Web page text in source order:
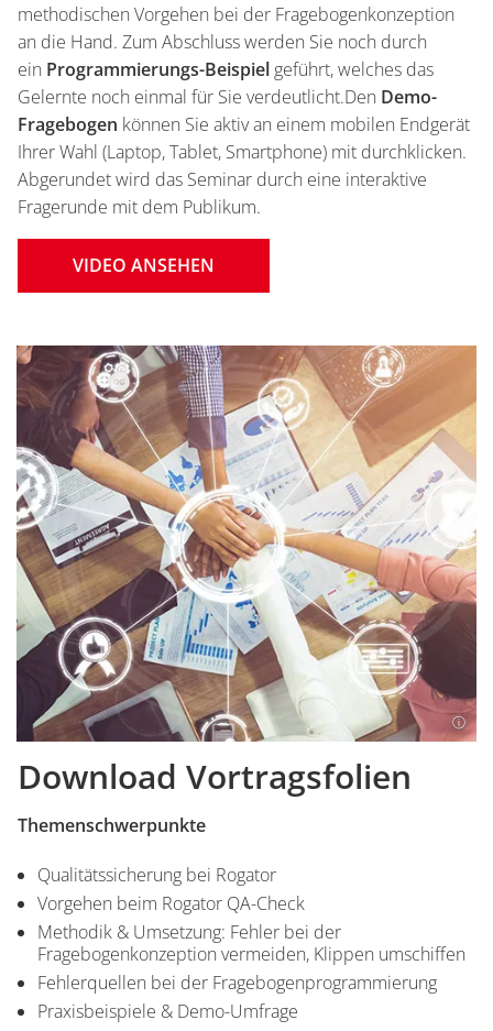
methodischen Vorgehen bei der Fragebogenkonzeption
an die Hand. Zum Abschluss werden Sie noch durch
ein Programmierungs-Beispiel geführt, welches das
Gelernte noch einmal für Sie verdeutlicht.Den Demo-
Fragebogen können Sie aktiv an einem mobilen Endgerät
Ihrer Wahl (Laptop, Tablet, Smartphone) mit durchklicken.
Abgerundet wird das Seminar durch eine interaktive
Fragerunde mit dem Publikum.
VIDEO ANSEHEN
Download Vortragsfolien
Themenschwerpunkte
Qualitätssicherung bei Rogator
Vorgehen beim Rogator QA-Check
Methodik & Umsetzung: Fehler bei der
Fragebogenkonzeption vermeiden, Klippen umschiffen
Fehlerquellen bei der Fragebogenprogrammierung
Praxisbeispiele & Demo-Umfrage